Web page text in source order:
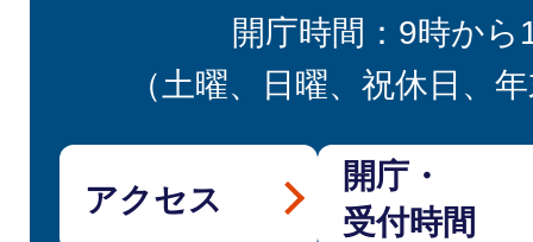
開庁時間：9時から
（土曜、日曜、祝休日、
アクセス
開庁・
受付時間